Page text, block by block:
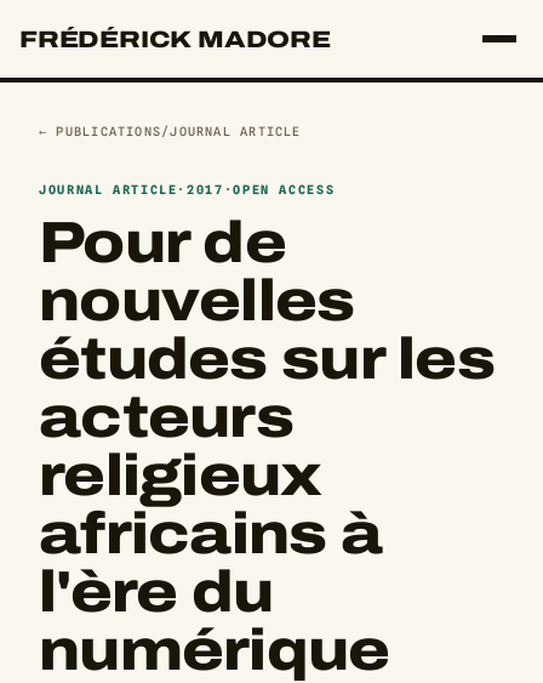
FRÉDÉRICK MADORE
← PUBLICATIONS/JOURNAL ARTICLE
JOURNAL ARTICLE ·2017 ·OPEN ACCESS
Pour de
nouvelles
études sur les
acteurs
religieux
africains à
l'ère du
numérique